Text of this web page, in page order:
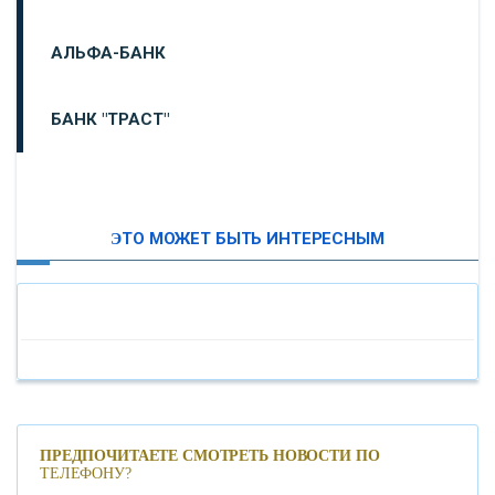
АЛЬФА-БАНК
БАНК "ТРАСТ"
«БАНК САНКТ-ПЕТЕРБУРГ»
«ПРОМСВЯЗЬБАНК»
ЭТО МОЖЕТ БЫТЬ ИНТЕРЕСНЫМ
ПРЕДПОЧИТАЕТЕ СМОТРЕТЬ НОВОСТИ ПО
ТЕЛЕФОНУ?